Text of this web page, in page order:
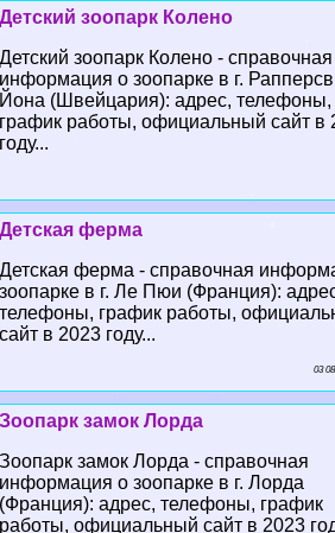
Детский зоопарк Колено
Детский зоопарк Колено - справочная
информация о зоопарке в г.
Йона (Швейцария): адрес, телефоны,
график работы, официальный сайт в
году...
Детская ферма
Детская ферма - справочная
зоопарке в г. Ле Пюи (Франция):
телефоны, график работы,
сайт в 2023 году...
03
Зоопарк замок Лорда
Зоопарк замок Лорда - справочная
информация о зоопарке в г. Лорда
(Франция): адрес, телефоны, график
работы, официальный сайт в 2023